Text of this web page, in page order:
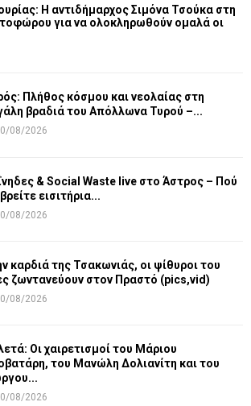
Η αντιδήμαρχος Σιμόνα Τσούκα στη
για να ολοκληρωθούν ομαλά οι
Πλήθος κόσμου και νεολαίας στη
βραδιά του Απόλλωνα Τυρού –...
08/2026
& Social Waste live στο Άστρος – Πού
εισιτήρια...
08/2026
καρδιά της Τσακωνιάς, οι ψίθυροι του
ζωντανεύουν στον Πραστό (pics,vid)
08/2026
Οι χαιρετισμοί του Μάριου
του Μανώλη Δολιανίτη και του
08/2026